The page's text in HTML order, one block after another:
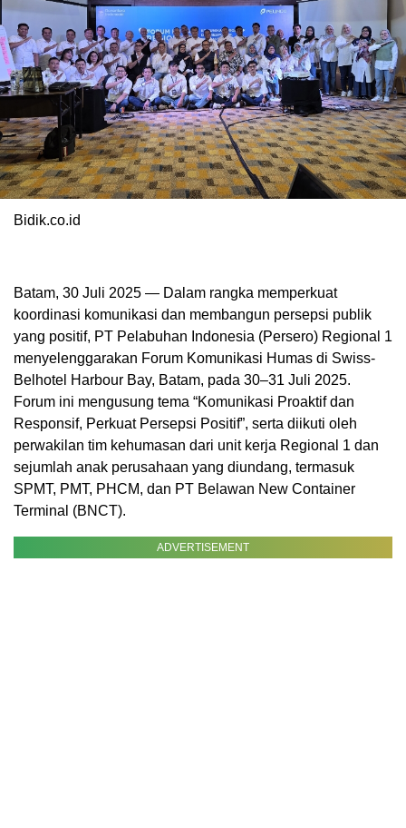
Bidik.co.id
Batam, 30 Juli 2025 — Dalam rangka memperkuat
koordinasi komunikasi dan membangun persepsi publik
yang positif, PT Pelabuhan Indonesia (Persero) Regional 1
menyelenggarakan Forum Komunikasi Humas di Swiss-
Belhotel Harbour Bay, Batam, pada 30–31 Juli 2025.
Forum ini mengusung tema “Komunikasi Proaktif dan
Responsif, Perkuat Persepsi Positif”, serta diikuti oleh
perwakilan tim kehumasan dari unit kerja Regional 1 dan
sejumlah anak perusahaan yang diundang, termasuk
SPMT, PMT, PHCM, dan PT Belawan New Container
Terminal (BNCT).
ADVERTISEMENT